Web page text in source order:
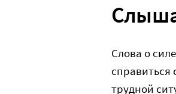
Слова о
справиться
трудной